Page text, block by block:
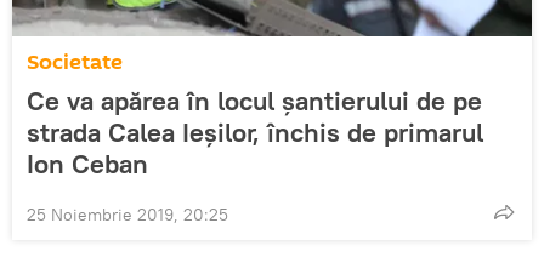
Societate
Ce va apărea în locul șantierului de pe
strada Calea Ieșilor, închis de primarul
Ion Ceban
25 Noiembrie 2019, 20:25